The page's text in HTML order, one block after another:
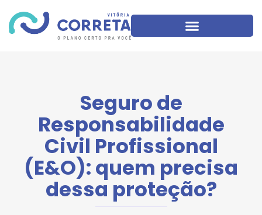
Seguro de
Responsabilidade
Civil Profissional
(E&O): quem precisa
dessa proteção?